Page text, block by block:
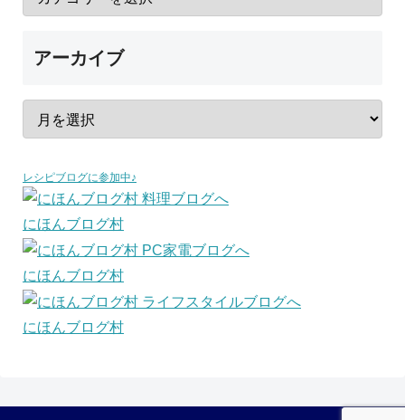
アーカイブ
レシピブログに参加中♪
にほんブログ村
にほんブログ村
にほんブログ村